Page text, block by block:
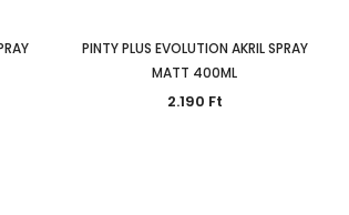
PINTY PLUS EVOLUTION AKRIL SPRAY
MATT 400ML
2.190 Ft